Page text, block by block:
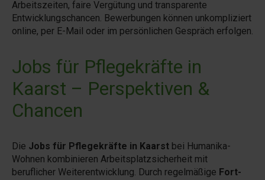
Arbeitszeiten, faire Vergütung und transparente
Entwicklungschancen. Bewerbungen können unkompliziert
online, per E-Mail oder im persönlichen Gespräch erfolgen.
Jobs für Pflegekräfte in
Kaarst – Perspektiven &
Chancen
Die Jobs für Pflegekräfte in Kaarst bei Humanika-
Wohnen kombinieren Arbeitsplatzsicherheit mit
beruflicher Weiterentwicklung. Durch regelmäßige Fort-